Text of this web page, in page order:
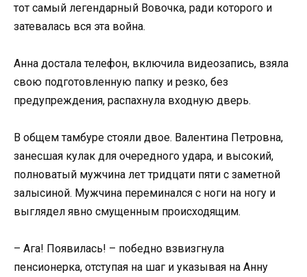
тот самый легендарный Вовочка, ради которого и
затевалась вся эта война.
Анна достала телефон, включила видеозапись, взяла
свою подготовленную папку и резко, без
предупреждения, распахнула входную дверь.
В общем тамбуре стояли двое. Валентина Петровна,
занесшая кулак для очередного удара, и высокий,
полноватый мужчина лет тридцати пяти с заметной
залысиной. Мужчина переминался с ноги на ногу и
выглядел явно смущенным происходящим.
– Ага! Появилась! – победно взвизгнула
пенсионерка, отступая на шаг и указывая на Анну